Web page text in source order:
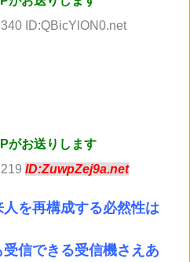
ID:QBicYlON0.net
がお送りします
ID:ZuwpZej9a.net
を再構成する必然性は
信できる受信機さえあ